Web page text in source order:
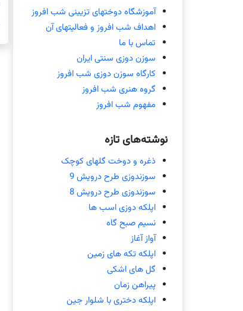
آموزشگاه دوختهای تزیینی شب افروز
اهداف شب افروز و فعالیتهای آن
تماس با ما
سوزن دوزی سنتی ایران
کارگاه سوزن دوزی شب افروز
گروه هنری شب افروز
مفهوم شب افروز
نوشته‌های تازه
ذغره و دوخت گلهای کوچک
سوزندوزی طرح درویش 9
سوزندوزی طرح درویش 8
اپلکه دوزی اسب ها
نسیم صبح گاه
آواز آغاز
اپلکه تکه های زمین
گل های اشکی
پیراهن زمان
اپلکه دختری با شلوار جین